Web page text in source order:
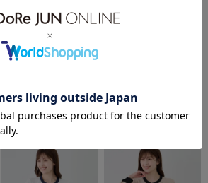
20%OFF
チェーン付きボウタイブ
ラウス
¥4,290
1件
チェーン付きボウタイブ
ラウス
¥4,290